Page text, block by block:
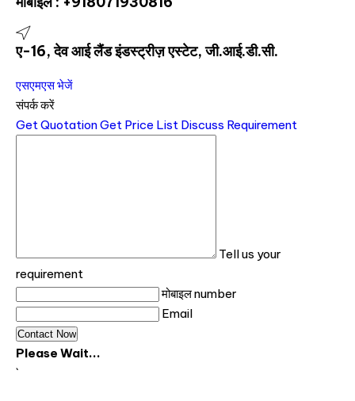
ए-16, देव आई लैंड इंडस्ट्रीज़ एस्टेट, जी.आई.डी.सी.
एसएमएस भेजें
संपर्क करें
Get QuotationGet Price List Discuss Requirement
Tell us your
requirement
मोबाइल number
Email
Please Wait...
`